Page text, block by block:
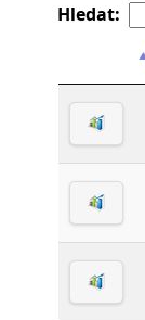
Hledat: